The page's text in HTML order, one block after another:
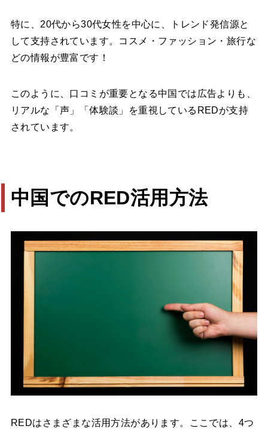
特に、20代から30代女性を中心に、トレンド発信源と
して支持されています。コスメ・ファッション・旅行な
どの情報が豊富です！
このように、口コミが重要となる中国では広告よりも、
リアルな「声」「体験談」を重視しているREDが支持
されています。
中国でのRED活用方法
REDはさまざまな活用方法があります。ここでは、4つ